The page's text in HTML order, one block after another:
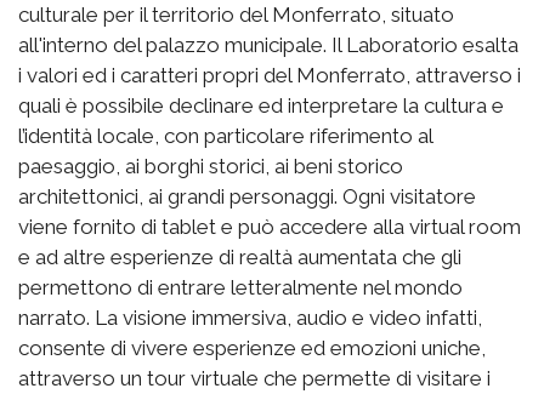
culturale per il territorio del Monferrato, situato
all'interno del palazzo municipale. Il Laboratorio esalta
i valori ed i caratteri propri del Monferrato, attraverso i
quali è possibile declinare ed interpretare la cultura e
l’identità locale, con particolare riferimento al
paesaggio, ai borghi storici, ai beni storico
architettonici, ai grandi personaggi. Ogni visitatore
viene fornito di tablet e può accedere alla virtual room
e ad altre esperienze di realtà aumentata che gli
permettono di entrare letteralmente nel mondo
narrato. La visione immersiva, audio e video infatti,
consente di vivere esperienze ed emozioni uniche,
attraverso un tour virtuale che permette di visitare i